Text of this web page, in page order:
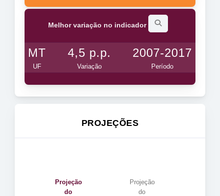
Melhor variação no indicador
MT
UF
4,5 p.p.
Variação
2007-2017
Período
PROJEÇÕES
Projeção
do
Projeção
do